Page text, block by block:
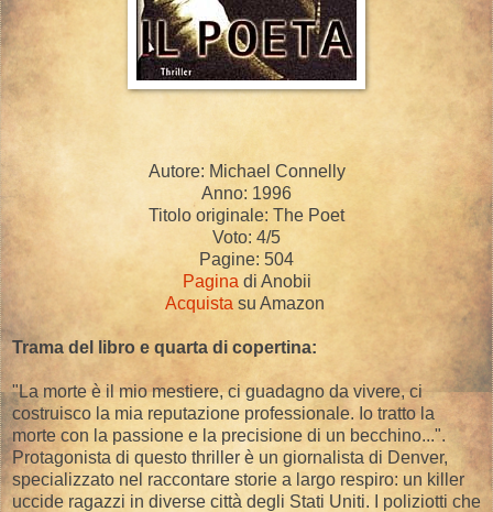
Autore: Michael Connelly
Anno: 1996
Titolo originale: The Poet
Voto: 4/5
Pagine: 504
Pagina di Anobii
Acquista su Amazon
Trama del libro e quarta di copertina:
"La morte è il mio mestiere, ci guadagno da vivere, ci
costruisco la mia reputazione professionale. Io tratto la
morte con la passione e la precisione di un becchino...".
Protagonista di questo thriller è un giornalista di Denver,
specializzato nel raccontare storie a largo respiro: un killer
uccide ragazzi in diverse città degli Stati Uniti. I poliziotti che